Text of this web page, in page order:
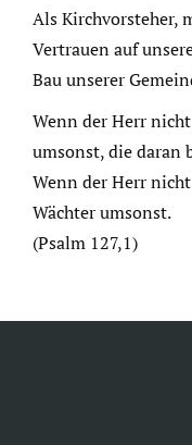
Als Kirchvorsteher,
Vertrauen auf
Bau unserer
Wenn der Herr
umsonst, die daran
Wenn der Herr
Wächter umsonst.
(Psalm 127,1)